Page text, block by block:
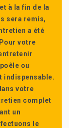
à la fin de la
sera remis,
a été
votre
ou
indispensable.
votre
complet
un
le